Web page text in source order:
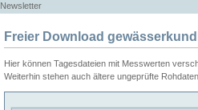
Newsletter
Freier Download
Hier können Tagesdateien mit Messwerten
Weiterhin stehen auch ältere ungeprüfte